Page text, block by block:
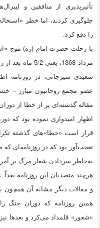
تأثیرپذیری از منافقین و
جلوگیری کردند، اما خطر
را دفع کرد.
مرداد 1368،
سعیدی سیرجانی، در روزنامه
عضو مجمع روحانیون مبارز –
مقاله گذشته‌ای پر از خطا از
اظهار امیدواری نموده بود که
قرار است «خطا»های گذشته
تعجب‌آور بود که در روزنامه‌ای
به‌خاطر سردادن شعار مرگ بر
هرچند متصدیان این روزنامه بعداً
و مقالات دیگر مشابه آن همچون
همین روزنامه که دوران جنگ
«شعور» قلمداد می‌کرد و بعدها